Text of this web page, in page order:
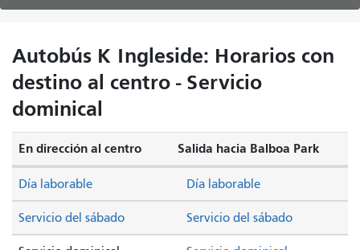
Autobús K Ingleside: Horarios con
destino al centro - Servicio
dominical
En dirección al centro Salida hacia Balboa Park
Servicio del sábado Servicio del sábado
Día laborable Día laborable